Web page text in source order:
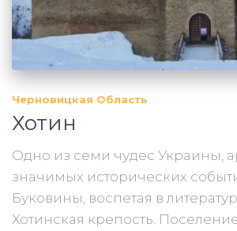
Черновицкая Область
Хотин
Одно из семи чудес Украины,
значимых исторических
Буковины, воспетая в
Хотинская крепость.